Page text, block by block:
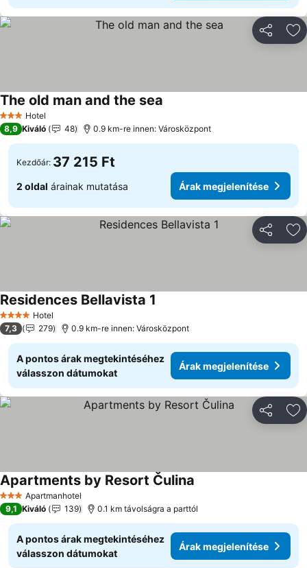
3 Kategória
Hotel
The old man and the sea
8,9 Kiváló 48 0.9 km-re innen: Városközpont
Kezdőár: 37 215 Ft
2 oldal árainak mutatása Árak megjelenítése
4 KategóriaHotel
Residences Bellavista 1
7,3 279 0.9 km-re innen: Városközpont
A pontos árak megtekintéséhez
válasszon dátumokat
Árak megjelenítése
3 KategóriaApartmanhotel
Apartments by Resort Čulina
9,1 Kiváló 139 0.1 km távolságra a parttól
A pontos árak megtekintéséhez
válasszon dátumokat
Árak megjelenítése